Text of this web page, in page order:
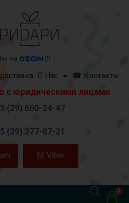
на
!!!
О Нас ☎ Контакты
с юридическими лицами
(29) 660-24-47
(29) 377-87-21
Viber